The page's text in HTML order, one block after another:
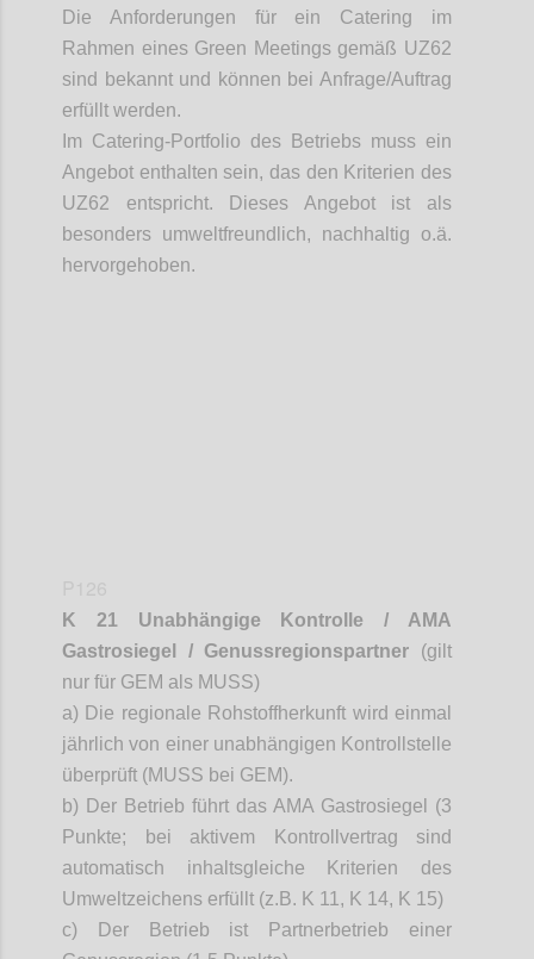
Die Anforderungen für ein Catering im
Rahmen eines Green Meetings gemäß UZ62
sind bekannt und können bei Anfrage/Auftrag
erfüllt werden.
Im Catering-Portfolio des Betriebs muss ein
Angebot enthalten sein, das den Kriterien des
UZ62 entspricht. Dieses Angebot ist als
besonders umweltfreundlich, nachhaltig o.ä.
hervorgehoben.
K 21 Unabhängige Kontrolle / AMA
Gastrosiegel
/ Genussregionspartner (gilt
nur für GEM als MUSS)
a) Die regionale Rohstoffherkunft wird einmal
jährlich von einer unabhängigen Kontrollstelle
überprüft (MUSS bei GEM).
b) Der Betrieb führt das AMA Gastrosiegel
(3
Punkte; bei aktivem Kontrollvertrag sind
automatisch inhaltsgleiche Kriterien des
Umweltzeichens erfüllt (z.B. K 11, K 14, K 15)
c) Der Betrieb ist Partnerbetrieb einer